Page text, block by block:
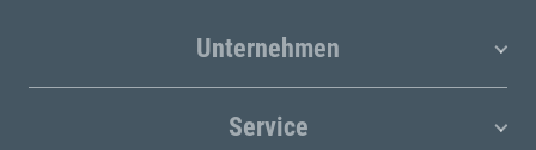
Unternehmen
Service